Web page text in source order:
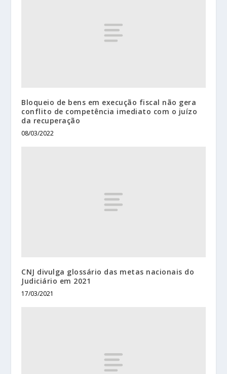
Bloqueio de bens em execução fiscal não gera
conflito de competência imediato com o juízo
da recuperação
08/03/2022
CNJ divulga glossário das metas nacionais do
Judiciário em 2021
17/03/2021